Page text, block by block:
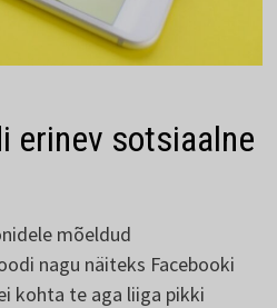
erinev sotsiaalne
mõeldud
nagu näiteks Facebooki
kohta te aga liiga pikki